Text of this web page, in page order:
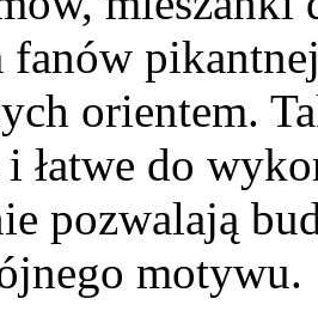
fanów
orientem.
łatwe do
pozwalają
motywu.